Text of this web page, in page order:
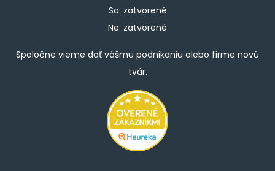
So: zatvorené
Ne: zatvorené
Spoločne vieme dať vášmu podnikaniu alebo firme novú
tvár.